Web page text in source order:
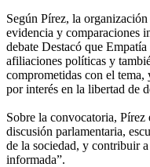
Según Pírez, la
evidencia y comparaciones
debate Destacó que
afiliaciones políticas y
comprometidas con el tema,
por interés en la libertad de
Sobre la convocatoria,
discusión parlamentaria,
de la sociedad, y contribuir
informada”.